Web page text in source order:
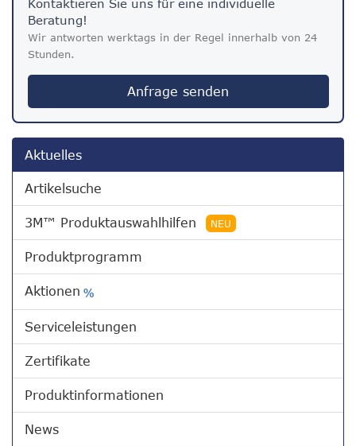
Kontaktieren Sie uns für eine individuelle
Beratung!
Wir antworten werktags in der Regel innerhalb von 24
Stunden.
Anfrage senden
Aktuelles
Artikelsuche
3M™ Produktauswahlhilfen NEU
Produktprogramm
Aktionen %
Serviceleistungen
Zertifikate
Produktinformationen
News